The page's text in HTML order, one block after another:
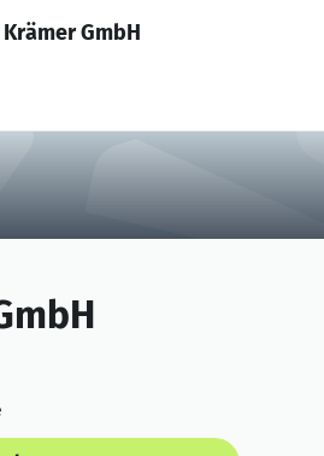
Anmelden
Krämer GmbH